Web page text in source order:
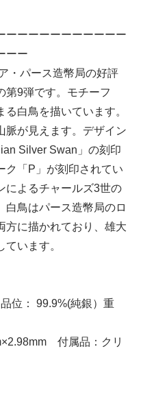
ーーーーーーーーーーー
ーー
・パース造幣局の好評
第9弾です。モチーフ
白鳥を描いています。
脈が見えます。デザイン
Silver Swan」の刻印
ク「P」が刻印されてい
によるチャールズ3世の
白鳥はパース造幣局のロ
方に描かれており、雄大
います。
位： 99.9%(純銀）重
付属品：クリ